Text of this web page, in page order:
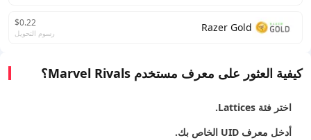
Razer Gold
$0.22
رسوم التحويل
كيفية العثور على معرف مستخدم Marvel Rivals؟
اختر فئة Lattices.
أدخل معرف UID الخاص بك.